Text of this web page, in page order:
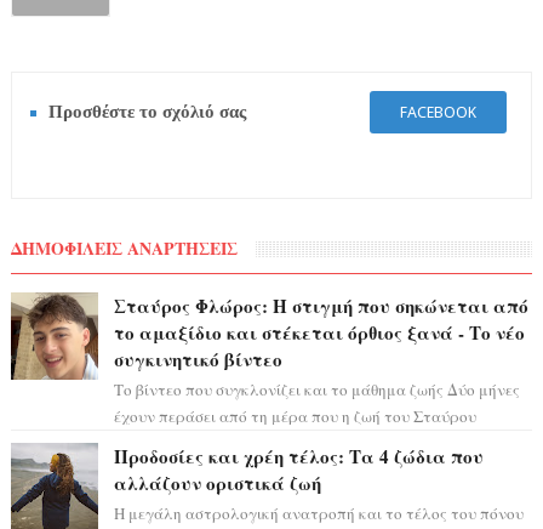
Προσθέστε το σχόλιό σας FACEBOOK
ΔΗΜΟΦΙΛΕΙΣ ΑΝΑΡΤΗΣΕΙΣ
Σταύρος Φλώρος: Η στιγμή που σηκώνεται από
το αμαξίδιο και στέκεται όρθιος ξανά - Το νέο
συγκινητικό βίντεο
Το βίντεο που συγκλονίζει και το μάθημα ζωής Δύο μήνες
έχουν περάσει από τη μέρα που η ζωή του Σταύρου
Προδοσίες και χρέη τέλος: Τα 4 ζώδια που
αλλάζουν οριστικά ζωή
Η μεγάλη αστρολογική ανατροπή και το τέλος του πόνου